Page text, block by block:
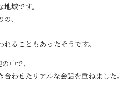
域です。
、
ることもあったそうです。
中で、
わせたリアルな会話を重ねました。